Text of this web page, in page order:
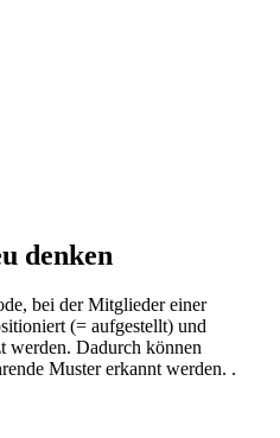
denken
bei der Mitglieder einer
(= aufgestellt) und
werden. Dadurch können
Muster erkannt werden. .